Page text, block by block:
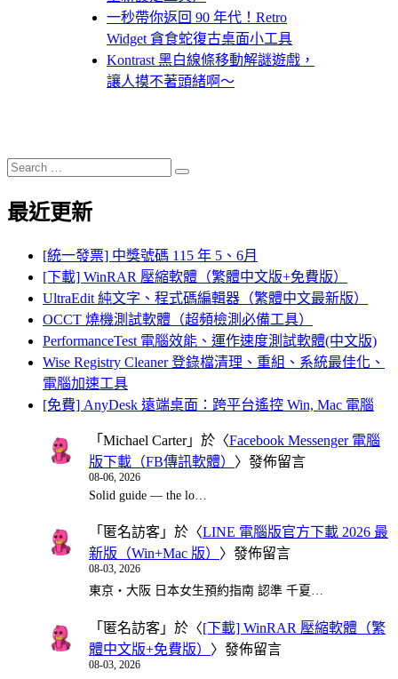
一秒帶你返回 90 年代！Retro
Widget 貪食蛇復古桌面小工具
Kontrast 黑白線條移動解謎遊戲，
讓人摸不著頭緒啊～
Search
for:
Search
最近更新
[統一發票] 中獎號碼 115 年 5、6月
[下載] WinRAR 壓縮軟體（繁體中文版+免費版）
UltraEdit 純文字、程式碼編輯器（繁體中文最新版）
OCCT 燒機測試軟體（超頻檢測必備工具）
PerformanceTest 電腦效能、運作速度測試軟體(中文版)
Wise Registry Cleaner 登錄檔清理、重組、系統最佳化、
電腦加速工具
[免費] AnyDesk 遠端桌面：跨平台遙控 Win, Mac 電腦
「 Michael Carter」於〈Facebook Messenger 電腦
版下載（FB傳訊軟體） 〉發佈留言
08-06, 2026
Solid guide — the lo…
「 匿名訪客 」於〈LINE 電腦版官方下載 2026 最
新版（Win+Mac 版） 〉發佈留言
08-03, 2026
東京・大阪 日本女生預約指南 認準 千夏…
「 匿名訪客 」於〈[下載] WinRAR 壓縮軟體（繁
體中文版+免費版） 〉發佈留言
08-03, 2026